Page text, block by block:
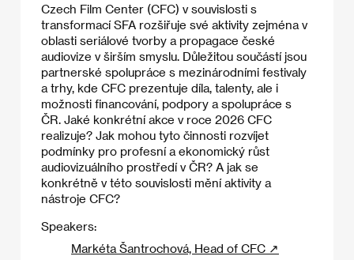
Czech Film Center (CFC) v souvislosti s
transformací SFA rozšiřuje své aktivity zejména v
oblasti seriálové tvorby a propagace české
audiovize v širším smyslu. Důležitou součástí jsou
partnerské spolupráce s mezinárodními festivaly
a trhy, kde CFC prezentuje díla, talenty, ale i
možnosti financování, podpory a spolupráce s
ČR. Jaké konkrétní akce v roce 2026 CFC
realizuje? Jak mohou tyto činnosti rozvíjet
podmínky pro profesní a ekonomický růst
audiovizuálního prostředí v ČR? A jak se
konkrétně v této souvislosti mění aktivity a
nástroje CFC?
Speakers:
Markéta Šantrochová, Head of CFC ↗